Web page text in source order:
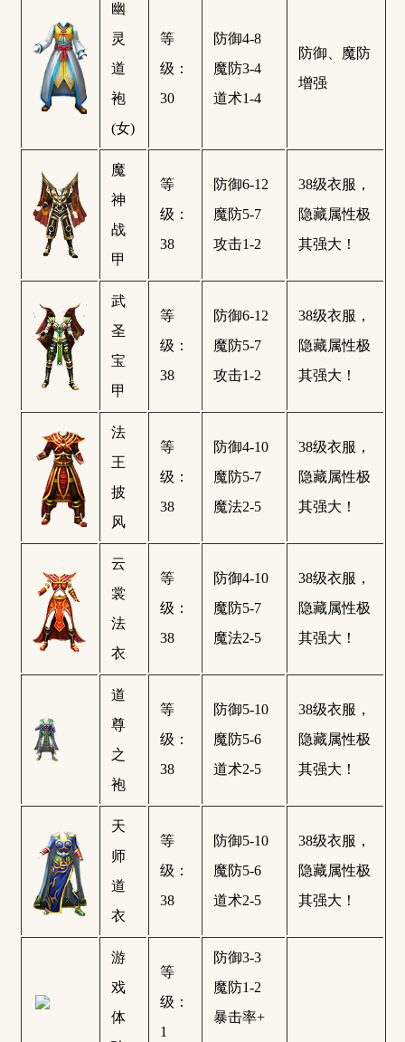
幽
灵
道
袍
(女)
等
级：
30
防御4-8
魔防3-4
道术1-4
防御、魔防
增强
魔
神
战
甲
等
级：
38
防御6-12
魔防5-7
攻击1-2
38级衣服，
隐藏属性极
其强大！
武
圣
宝
甲
等
级：
38
防御6-12
魔防5-7
攻击1-2
38级衣服，
隐藏属性极
其强大！
法
王
披
风
等
级：
38
防御4-10
魔防5-7
魔法2-5
38级衣服，
隐藏属性极
其强大！
云
裳
法
衣
等
级：
38
防御4-10
魔防5-7
魔法2-5
38级衣服，
隐藏属性极
其强大！
道
尊
之
袍
等
级：
38
防御5-10
魔防5-6
道术2-5
38级衣服，
隐藏属性极
其强大！
天
师
道
衣
等
级：
38
防御5-10
魔防5-6
道术2-5
38级衣服，
隐藏属性极
其强大！
游
戏
体
等
级：
1
防御3-3
魔防1-2
暴击率+